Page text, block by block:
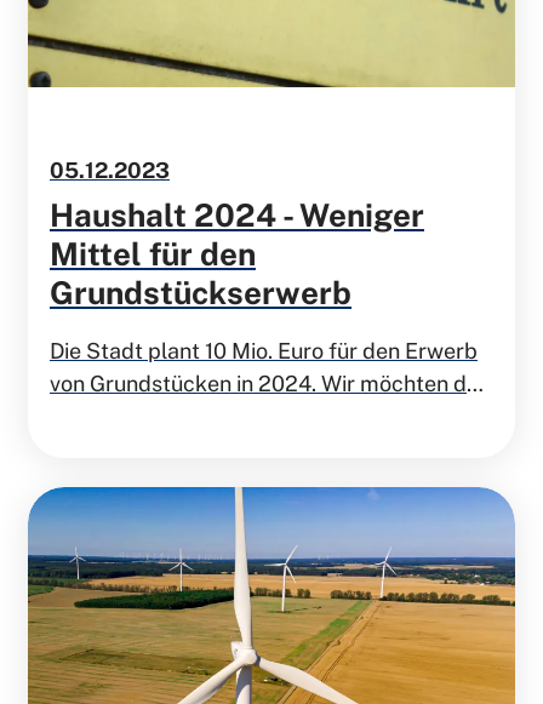
05.12.2023
Haushalt 2024 - Weniger
Mittel für den
Grundstückserwerb
Die Stadt plant 10 Mio. Euro für den Erwerb
von Grundstücken in 2024. Wir möchten das